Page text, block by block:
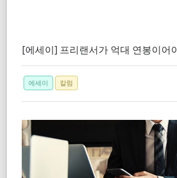
[에세이] 프리랜서가 억대 연봉이어
에세이 칼럼